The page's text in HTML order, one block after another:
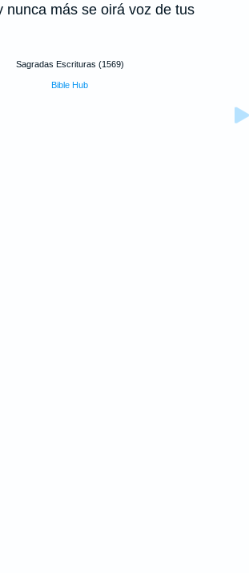
nunca más se oirá voz de tus
Sagradas Escrituras (1569)
Bible Hub